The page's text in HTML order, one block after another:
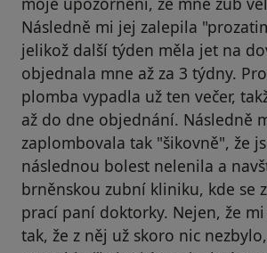
Následně mi jej zalepila
jelikož další týden měla jet na
objednala mne až za 3 týdny.
plomba vypadla už ten večer,
až do dne objednání. Následně
zaplombovala tak "šikovně", že
následnou bolest nelenila a
brněnskou zubní kliniku, kde se
prací paní doktorky. Nejen, že
tak, že z něj už skoro nic